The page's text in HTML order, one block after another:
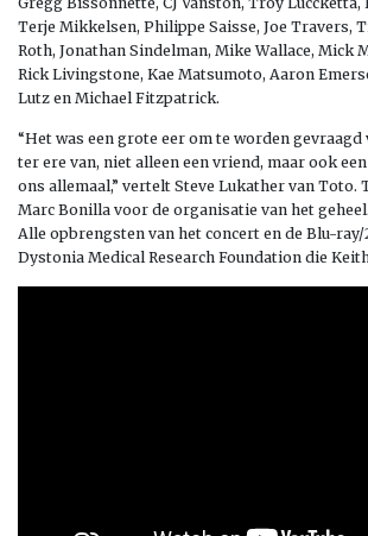
Terje Mikkelsen, Philippe Saisse, Joe Travers,
Roth, Jonathan Sindelman, Mike Wallace, Mick
Rick Livingstone, Kae Matsumoto, Aaron
Lutz en Michael Fitzpatrick.
“Het was een grote eer om te worden
ter ere van, niet alleen een vriend, maar ook
ons allemaal,” vertelt Steve Lukather van Toto.
Marc Bonilla voor de organisatie van het geheel.
Alle opbrengsten van het concert en de Blu-ray/
Dystonia Medical Research Foundation die